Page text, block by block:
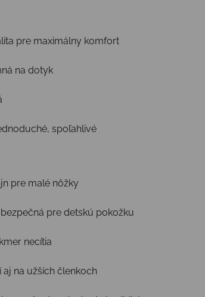
pre maximálny komfort
na dotyk
spoľahlivé
pre malé nôžky
pre detskú pokožku
necítia
aj na užších členkoch